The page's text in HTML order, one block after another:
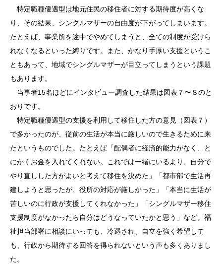
特定職種優遇型は地元住民の移住者に対する期待度が高くな
り、その結果、シングルマザーの自由度が下がってしまいます。
たとえば、事業所を途中でやめてしまうと、全ての制度が受けら
れなくなるといった縛りです。また、かなり手厚い支援というこ
ともあって、地域でシングルマザーが目立ってしまうという課題
もあります。
当事者15名ほどにインタビュー調査した結果は図表７〜８のと
おりです。
特定職種優遇型の支援を利用して移住した方の意見（図表７）
で多かったのが、従前の生活が本当に厳しいので生きるために来
たというものでした。たとえば「配偶者に経済的能力がなく、と
にかくお金を入れてくれない。これでは一緒にいるより、自分で
やり直しした方がよいと考えて移住を決めた」「都市部で生活再
建しようと思ったが、役所の対応が厳しかった」「本当に生活が
苦しいのに行政が支援してくれなかった」「シングルマザー移住
支援制度がなかったら自分はどうなっていたかと思う」など。福
祉担当部署に相談にいっても、冷遇され、自立を強く希望して
も、行政から期待する回答を得られないという声も多くありまし
た。